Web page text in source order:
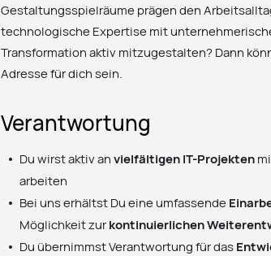
Gestaltungsspielräume prägen den
technologische Expertise mit
Transformation aktiv mitzugestalten? Dann
Adresse für dich sein.
Verantwortung
Du wirst aktiv anvielfältigen IT-Projekten
arbeiten
Bei uns erhältst Du eine umfassende
Möglichkeit zur kontinuierlichen
Du übernimmst Verantwortung für das